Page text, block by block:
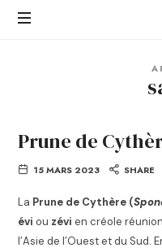
Prune de
15 MARS 2023 SHARE
La Prune de Cythère (
évi ou zévi en créole
l’Asie de l’Ouest et du Sud.